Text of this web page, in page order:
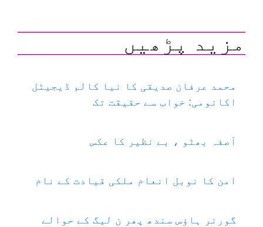
مزید پڑھیں
محمد عرفان صدیقی کا نیا کالم ڈیجیٹل
اکانومی: خواب سے حقیقت تک
آصفہ بھٹو ، بے نظیر کا عکس
امن کا نوبل انعام ملکی قیادت کے نام
گورنر ہاؤس سندھ پھر ن لیگ کے حوالے